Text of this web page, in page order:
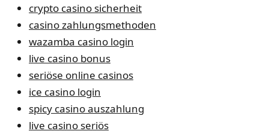
crypto casino sicherheit
casino zahlungsmethoden
wazamba casino login
live casino bonus
seriöse online casinos
ice casino login
spicy casino auszahlung
live casino seriös